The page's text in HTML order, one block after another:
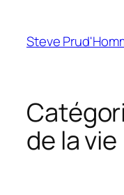
contenu
Steve
de la